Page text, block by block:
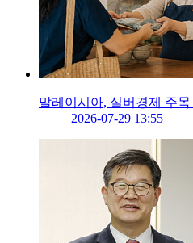
말레이시아, 실버경제 주
2026-07-29 13:55